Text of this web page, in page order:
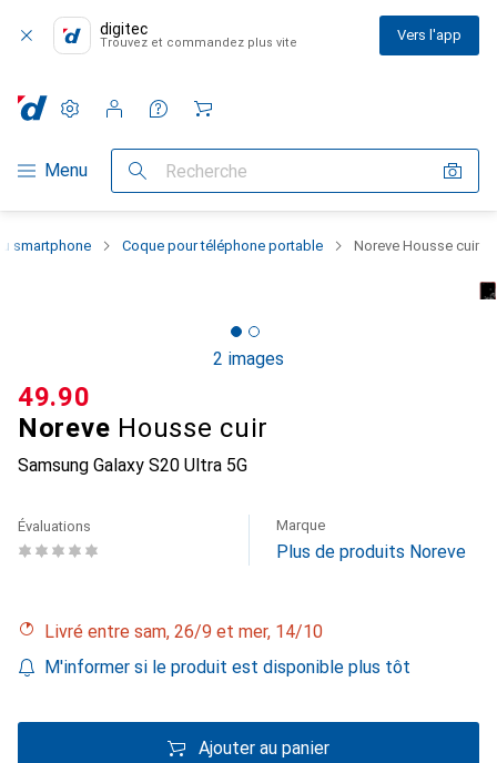
digitec
Trouvez et commandez plus vite Vers l'app
Navigation par catégorie
Menu Recherche
Paramètres
Compte client
Listes de comparaison
Listes d'envies
Panier
smartphone Coque pour téléphone portable Noreve Housse cuir
2 images
Noreve Housse cuir
Samsung Galaxy S20 Ultra 5G
CHF
49.90
Évaluations Marque
Plus de produits Noreve
Livré entre sam, 26/9 et mer, 14/10
M'informer si le produit est disponible plus tôt
Ajouter au panier